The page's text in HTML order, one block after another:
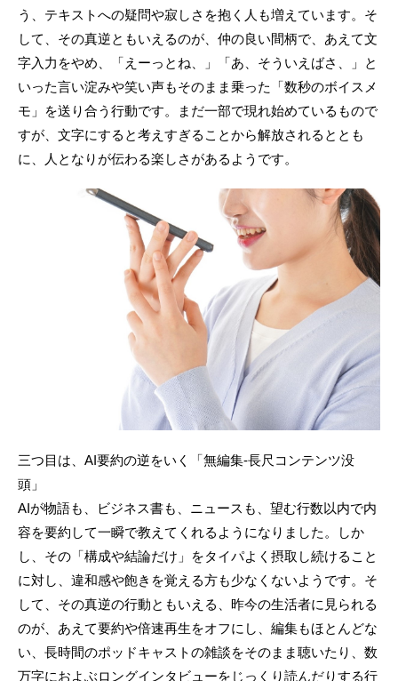
う、テキストへの疑問や寂しさを抱く人も増えています。そ
して、その真逆ともいえるのが、仲の良い間柄で、あえて文
字入力をやめ、「えーっとね、」「あ、そういえばさ、」と
いった言い淀みや笑い声もそのまま乗った「数秒のボイスメ
モ」を送り合う行動です。まだ一部で現れ始めているもので
すが、文字にすると考えすぎることから解放されるととも
に、人となりが伝わる楽しさがあるようです。
三つ目は、AI要約の逆をいく「無編集-長尺コンテンツ没
頭」
AIが物語も、ビジネス書も、ニュースも、望む行数以内で内
容を要約して一瞬で教えてくれるようになりました。しか
し、その「構成や結論だけ」をタイパよく摂取し続けること
に対し、違和感や飽きを覚える方も少なくないようです。そ
して、その真逆の行動ともいえる、昨今の生活者に見られる
のが、あえて要約や倍速再生をオフにし、編集もほとんどな
い、長時間のポッドキャストの雑談をそのまま聴いたり、数
万字におよぶロングインタビューをじっくり読んだりする行